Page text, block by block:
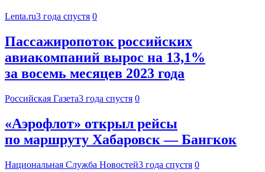
Lenta.ru3 года спустя 0
Пассажиропоток российских
авиакомпаний вырос на 13,1%
за восемь месяцев 2023 года
Российская Газета3 года спустя 0
«Аэрофлот» открыл рейсы
по маршруту Хабаровск — Бангкок
Национальная Служба Новостей3 года спустя 0